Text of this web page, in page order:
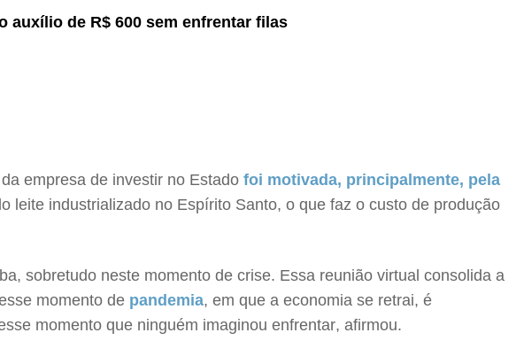
auxílio de R$ 600 sem enfrentar filas
empresa de investir no Estado foi motivada, principalmente, pela
leite industrializado no Espírito Santo, o que faz o custo de produção
sobretudo neste momento de crise. Essa reunião virtual consolida a
momento de pandemia, em que a economia se retrai, é
momento que ninguém imaginou enfrentar, afirmou.